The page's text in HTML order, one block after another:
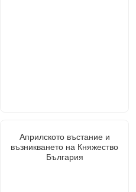
Априлското въстание и
възникването на Княжество
България